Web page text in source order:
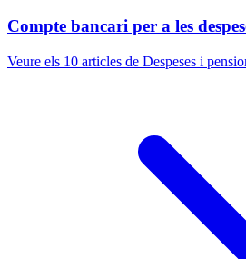
Compte bancari per a les
Veure els 10 articles de Despeses i